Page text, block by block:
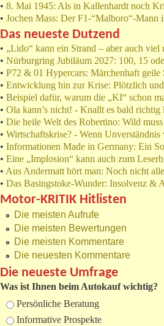
• 8. Mai 1945: Als in Kallenhardt noch
• Jochen Mass: Der F1-“Malboro“-Mann
Das neueste Dutzend
• „Lido“ kann ein Strand – aber auch viel
• Nürburgring Jubiläum 2027: 100, 15
• P72 & 01 Hypercars: Märchenhaft geile
• Entwicklung hin zur Krise: Plötzlich
• Beispiel dafür, warum die „KI“ schon
• Ola kann’s nicht! - Knallt es bald richtig
• Die heile Welt des Robertino: Wild muss
• Wirtschaftskrise? - Wenn Unverständnis
• Informationen Made in Germany: Ein
• Eine „Implosion“ kann auch zum
• Aus Andermatt hört man: Noch nicht
• Das Basingstoke-Wunder: Insolvenz &
Motor-KRITIK Hitlisten
Die meisten Aufrufe
Die meisten Bewertungen
Die meisten Kommentare
Die neuesten Kommentare
Die neueste Umfrage
Was ist Ihnen beim Autokauf wichtig?
Auswahlmöglichkeiten
Persönliche Beratung
Informative Prospekte